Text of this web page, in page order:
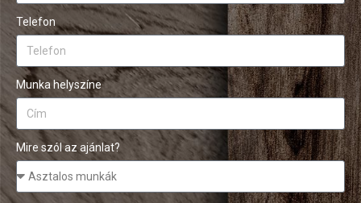
Telefon
Munka helyszíne
Mire szól az ajánlat?